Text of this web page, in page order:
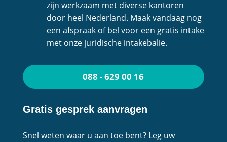
zijn werkzaam met diverse kantoren
door heel Nederland. Maak vandaag nog
een afspraak of bel voor een gratis intake
met onze juridische intakebalie.
088 - 629 00 16
Gratis gesprek aanvragen
Snel weten waar u aan toe bent? Leg uw